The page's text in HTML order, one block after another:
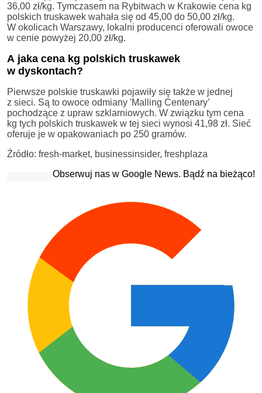
36,00 zł/kg. Tymczasem na Rybitwach w Krakowie cena kg
polskich truskawek wahała się od 45,00 do 50,00 zł/kg.
W okolicach Warszawy, lokalni producenci oferowali owoce
w cenie powyżej 20,00 zł/kg.
A jaka cena kg polskich truskawek
w dyskontach?
Pierwsze polskie truskawki pojawiły się także w jednej
z sieci. Są to owoce odmiany 'Malling Centenary’
pochodzące z upraw szklarniowych. W związku tym cena
kg tych polskich truskawek w tej sieci wynosi 41,98 zł. Sieć
oferuje je w opakowaniach po 250 gramów.
Źródło: fresh-market, businessinsider, freshplaza
Obserwuj nas w Google News. Bądź na bieżąco!